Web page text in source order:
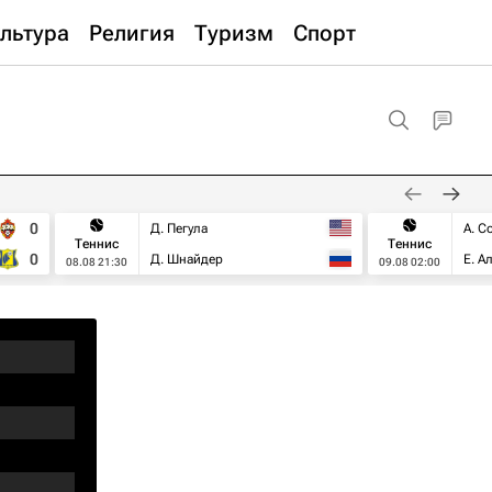
Религия Туризм Спорт
0
0
Теннис
08.08 21:30
Д. Пегула
Д. Шнайдер
Теннис
09.08 02:00
А.
Е.